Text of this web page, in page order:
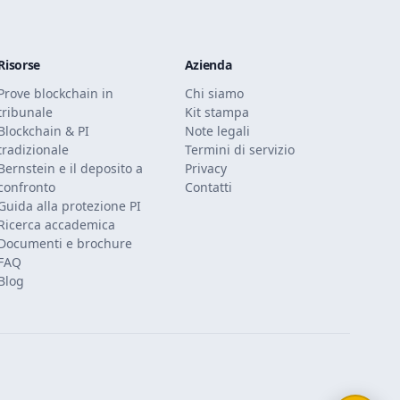
blockchain in
& PI
e il deposito a
alla protezione PI
accademica
e brochure
Azienda
Chi siamo
Kit stampa
Note legali
Termini di servizio
Privacy
Contatti